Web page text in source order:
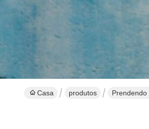
Casa produtos Prendendo